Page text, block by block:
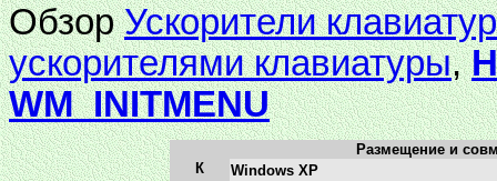
ОбзорУскорители
ускорителями клавиатуры,
WM_INITMENU
Размещение и
К
Windows XP